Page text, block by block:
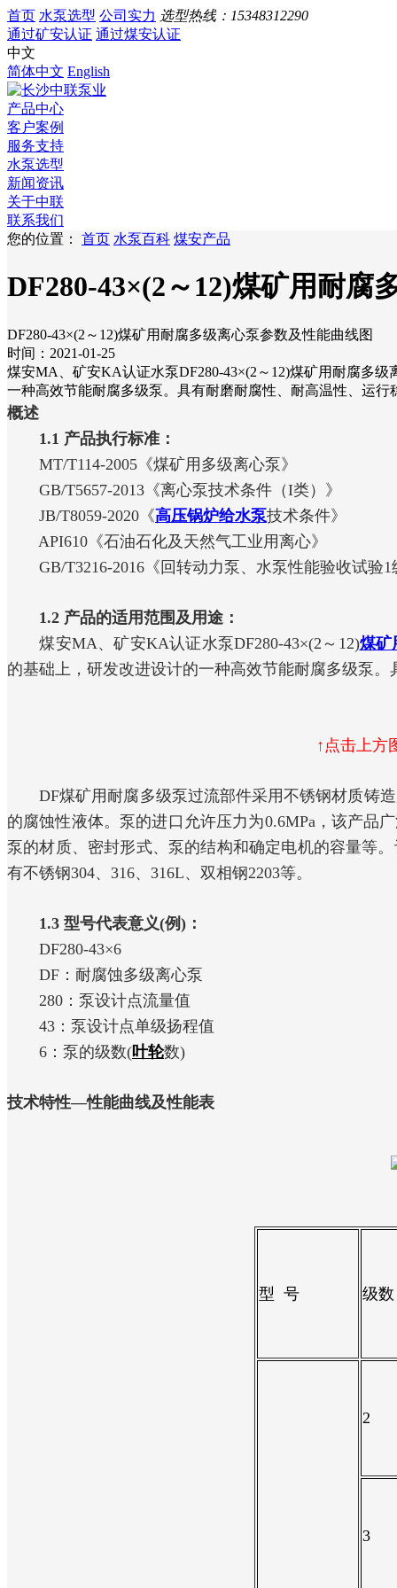
首页 水泵选型 公司实力 选型热线： 15348312290
通过矿安认证 通过煤安认证
中文
简体中文 English
产品中心
客户案例
服务支持
水泵选型
新闻资讯
关于中联
联系我们
您的位置： 首页 水泵百科 煤安产品
DF280-43×(2～12)煤矿用耐腐
DF280-43×(2～12)煤矿用耐腐多级离心泵参数及性能曲线图
时间：2021-01-25
煤安MA、矿安KA认证水泵DF280-43×(2～12)煤矿用耐腐多
一种高效节能耐腐多级泵。具有耐磨耐腐性、耐高温性、运
概述
1.1 产品执行标准：
MT/T114-2005《煤矿用多级离心泵》
GB/T5657-2013《离心泵技术条件（I类）》
JB/T8059-2020《高压锅炉给水泵技术条件》
API610《石油石化及天然气工业用离心》
GB/T3216-2016《回转动力泵、水泵性能验收试验1
1.2 产品的适用范围及用途：
煤安MA、矿安KA认证水泵DF280-43×(2～12)煤矿
的基础上，研发改进设计的一种高效节能耐腐多级泵
↑点击上方
DF煤矿用耐腐多级泵过流部件采用不锈钢材质铸造
的腐蚀性液体。泵的进口允许压力为0.6MPa，该产品
泵的材质、密封形式、泵的结构和确定电机的容量等
有不锈钢304、316、316L、双相钢2203等。
1.3 型号代表意义(例)：
DF280-43×6
DF：耐腐蚀多级离心泵
280：泵设计点流量值
43：泵设计点单级扬程值
6：泵的级数(叶轮数)
技术特性—性能曲线及性能表
型 号 级数
2
3